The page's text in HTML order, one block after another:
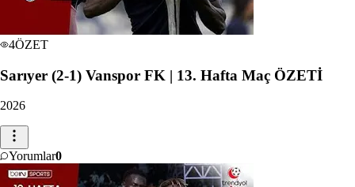
4ÖZET
Sarıyer (2-1) Vanspor FK | 13. Hafta Maç ÖZETİ
2026
Yorumlar0